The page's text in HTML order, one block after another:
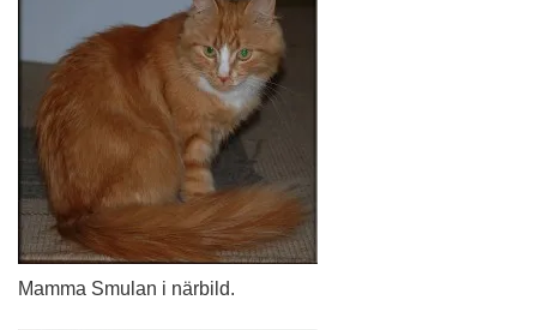
Mamma Smulan i närbild.